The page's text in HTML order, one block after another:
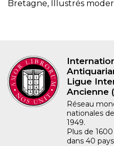
Bretagne, Illustrés
Ligue
Ancienne
Réseau
nationales
1949.
Plus de
dans 40